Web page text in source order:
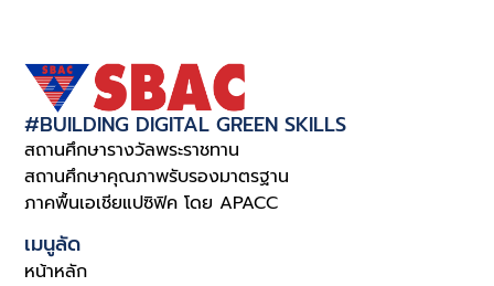
#BUILDING DIGITAL GREEN SKILLS
สถานศึกษารางวัลพระราชทาน
สถานศึกษาคุณภาพรับรองมาตรฐาน
ภาคพื้นเอเชียแปซิฟิค โดย APACC
เมนูลัด
หน้าหลัก